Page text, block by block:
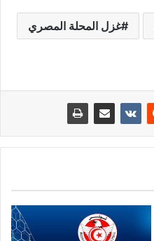
غزل المحلة المصري